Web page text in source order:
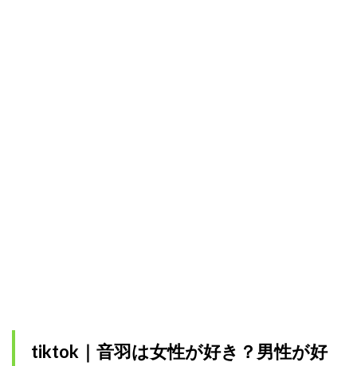
tiktok｜音羽は女性が好き？男性が好